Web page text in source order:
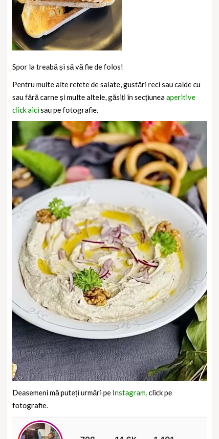
Spor la treabă și să vă fie de folos!
Pentru multe alte rețete de salate, gustări reci sau calde cu
sau fără carne și multe altele, găsiți în secțiuneaaperitive
click aicisau pe fotografie.
Deasemeni mă puteți urmări pe Instagram,click pe
fotografie.